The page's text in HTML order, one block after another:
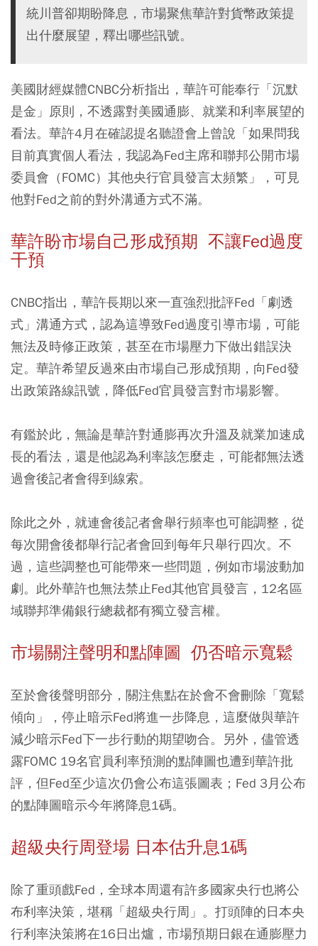
統川普卻期盼降息，市場聚焦華許對貨幣政策提
出什麼展望，釋出哪些訊號。
美國財經媒體CNBC分析指出，華許可能奉行「沉默
是金」原則，不透露對美國通膨、就業和利率展望的
看法。華許4月在確認提名聽證會上曾說「如果問我
目前真實個人看法，我認為Fed主席和聯邦公開市場
委員會（FOMC）其他央行官員發言太頻繁」，可見
他對Fed之前的對外溝通方式不滿。
華許盼市場自己形成預期 不讓Fed過度
干預
CNBC指出，華許長期以來一直強烈批評Fed「劇透
式」溝通方式，認為這導致Fed過度引導市場，可能
無法及時修正政策，甚至在市場壓力下做出錯誤決
定。華許希望反過來由市場自己形成預期，向Fed發
出政策路線訊號，降低Fed官員發言對市場影響。
有鑑於此，無論是華許對通膨再次升溫及就業加速成
長的看法，還是他認為利率該怎麼走，可能都無法透
過會後記者會得到線索。
除此之外，就連會後記者會舉行頻率也可能調整，從
每次開會後都舉行記者會回到每年只舉行四次。不
過，這些調整也可能帶來一些問題，例如市場波動加
劇。此外華許也無法禁止Fed其他官員發言，12名區
域聯邦準備銀行總裁都有獨立發言權。
市場關注聲明和點陣圖 仍否暗示寬鬆
至於會後聲明部分，關注焦點在於會不會刪除「寬鬆
傾向」，停止暗示Fed將進一步降息，這麼做與華許
減少暗示Fed下一步行動的期望吻合。另外，儘管透
露FOMC 19名官員利率預測的點陣圖也遭到華許批
評，但Fed至少這次仍會公布這張圖表；Fed 3月公布
的點陣圖暗示今年將降息1碼。
超級央行周登場 日本估升息1碼
除了重頭戲Fed，全球本周還有許多國家央行也將公
布利率決策，堪稱「超級央行周」。打頭陣的日本央
行利率決策將在16日出爐，市場預期日銀在通膨壓力